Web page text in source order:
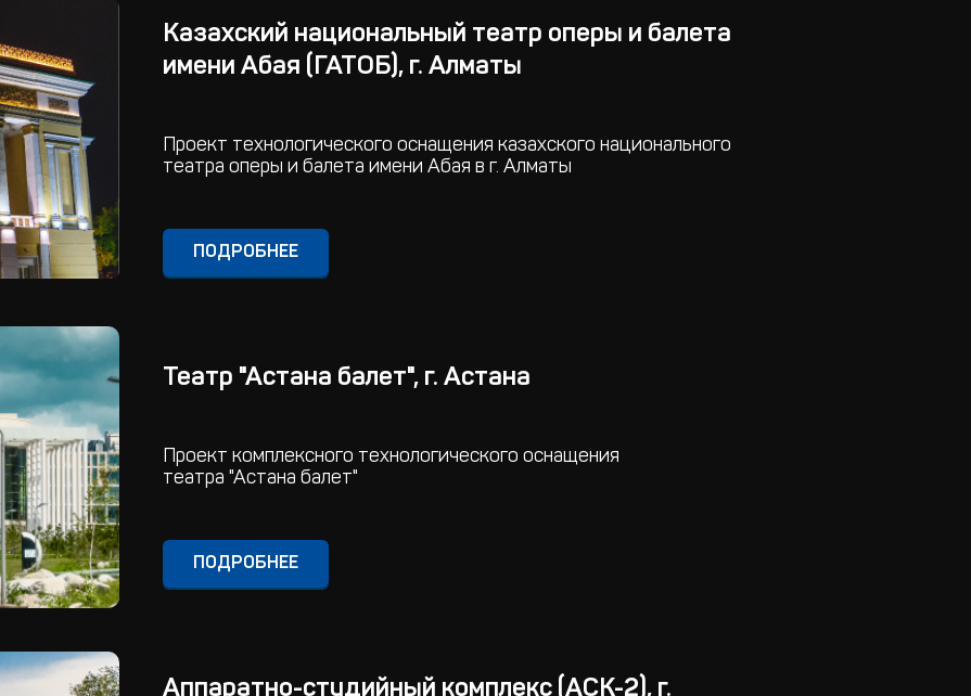
Казахский национальный театр оперы и балета
имени Абая (ГАТОБ), г. Алматы
Проект технологического оснащения казахского национального
театра оперы и балета имени Абая в г. Алматы
ПОДРОБНЕЕ
Театр "Астана балет", г. Астана
Проект комплексного технологического оснащения
театра "Астана балет"
ПОДРОБНЕЕ
Аппаратно-студийный комплекс (АСК-2), г.